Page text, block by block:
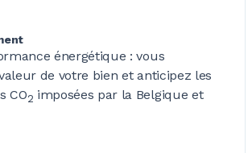
énergétique : vous
de votre bien et anticipez les
CO2 imposées par la Belgique et